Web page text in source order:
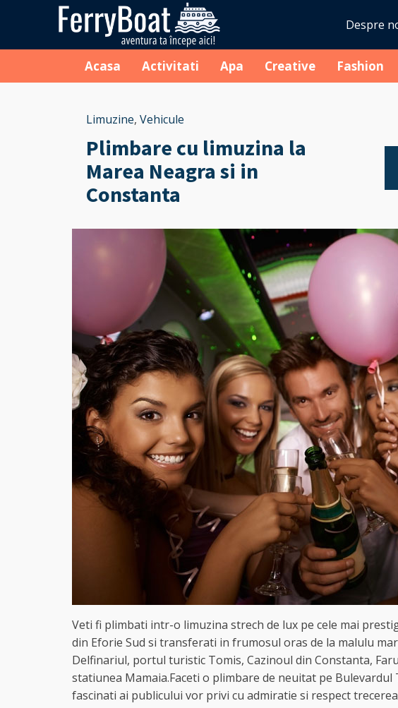
Despre
Acasa Activitati Apa Creative Fashion
Limuzine, Vehicule
Plimbare cu limuzina la
Marea Neagra si in
Constanta
Veti fi plimbati intr-o limuzina strech de lux pe cele mai
din Eforie Sud si transferati in frumosul oras de la malulu
Delfinariul, portul turistic Tomis, Cazinoul din Constanta,
statiunea Mamaia.Faceti o plimbare de neuitat pe
fascinati ai publicului vor privi cu admiratie si respect